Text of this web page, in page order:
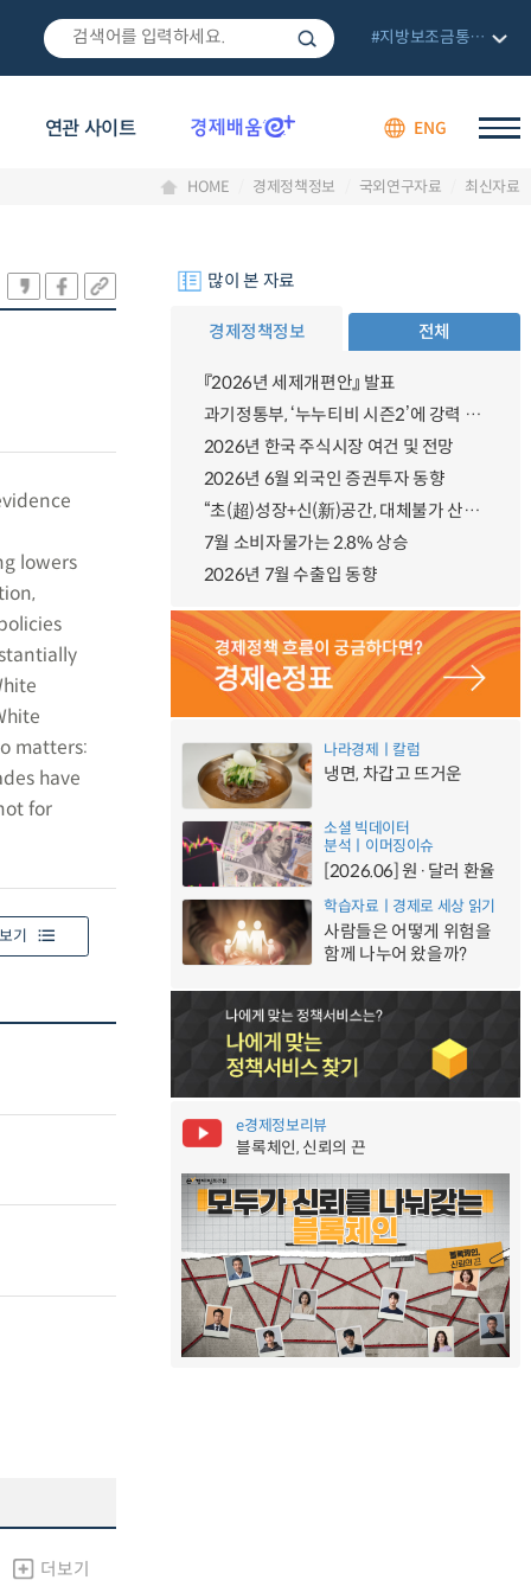
연관 사이트 ENG
#지방보조금통합관리망
HOME 경제정책정보 국외연구자료 최신자료
lowers
matters:
have
for
기
더보기
많이 본 자료
경제정책정보 전체
『2026년 세제개편안』 발표
과기정통부, ‘누누티비 시즌2’에 강력 대응 의지 밝혀
2026년 한국 주식시장 여건 및 전망
2026년 6월 외국인 증권투자 동향
“초(超)성장+신(新)공간, 대체불가 산업강국”
7월 소비자물가는 2.8% 상승
2026년 7월 수출입 동향
나라경제ㅣ칼럼
냉면, 차갑고 뜨거운
소셜 빅데이터
분석ㅣ이머징이슈
[2026.06] 원·달러 환율
학습자료ㅣ경제로 세상 읽기
사람들은 어떻게 위험을
함께 나누어 왔을까?
e경제정보리뷰
블록체인, 신뢰의 끈